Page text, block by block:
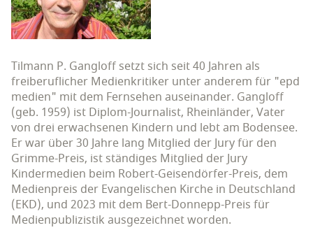
Tilmann P. Gangloff setzt sich seit 40 Jahren als
freiberuflicher Medienkritiker unter anderem für "epd
medien" mit dem Fernsehen auseinander. Gangloff
(geb. 1959) ist Diplom-Journalist, Rheinländer, Vater
von drei erwachsenen Kindern und lebt am Bodensee.
Er war über 30 Jahre lang Mitglied der Jury für den
Grimme-Preis, ist ständiges Mitglied der Jury
Kindermedien beim Robert-Geisendörfer-Preis, dem
Medienpreis der Evangelischen Kirche in Deutschland
(EKD), und 2023 mit dem Bert-Donnepp-Preis für
Medienpublizistik ausgezeichnet worden.